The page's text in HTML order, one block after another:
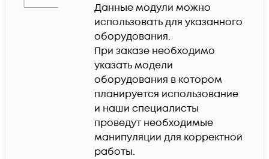
Данные модули можно
использовать для указанного
оборудования.
При заказе необходимо
указать модели
оборудования в котором
планируется использование
и наши специалисты
проведут необходимые
манипуляции для корректной
работы.